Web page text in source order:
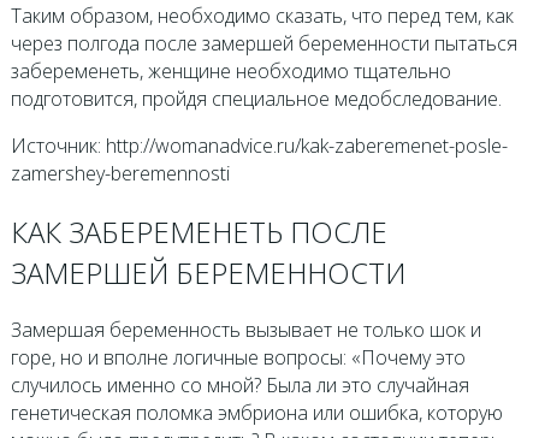
Таким образом, необходимо сказать, что перед тем, как
через полгода после замершей беременности пытаться
забеременеть, женщине необходимо тщательно
подготовится, пройдя специальное медобследование.
Источник: http://womanadvice.ru/kak-zaberemenet-posle-
zamershey-beremennosti
КАК ЗАБЕРЕМЕНЕТЬ ПОСЛЕ
ЗАМЕРШЕЙ БЕРЕМЕННОСТИ
Замершая беременность вызывает не только шок и
горе, но и вполне логичные вопросы: «Почему это
случилось именно со мной? Была ли это случайная
генетическая поломка эмбриона или ошибка, которую